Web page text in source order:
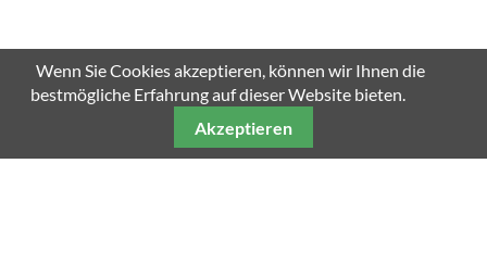
Wenn Sie Cookies akzeptieren, können wir Ihnen die
bestmögliche Erfahrung auf dieser Website bieten.
Akzeptieren